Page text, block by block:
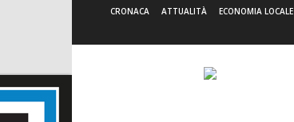
CRONACA ATTUALITÀ ECONOMIA LOCALE